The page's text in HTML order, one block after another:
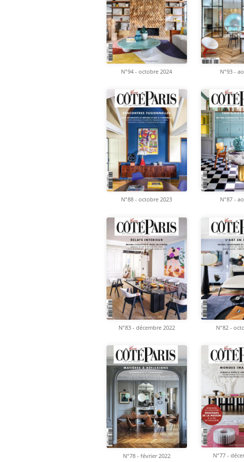
N°94 - octobre 2024 N°93 -
N°88 - octobre 2023 N°87 -
N°83 - décembre 2022 N°82 -
N°78 - février 2022 N°77 -